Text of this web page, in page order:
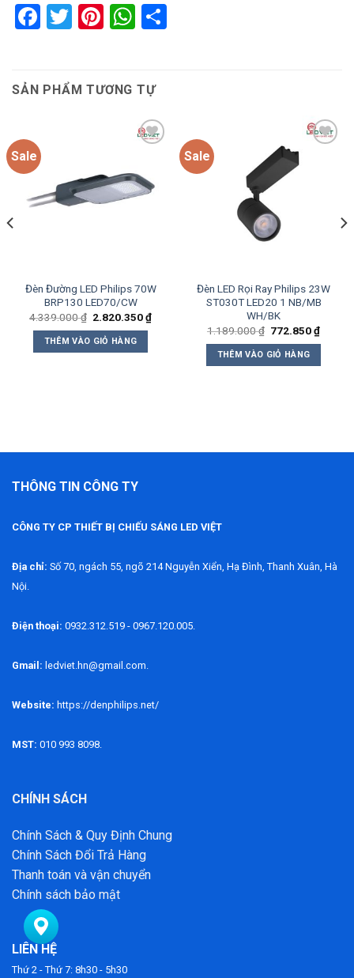
Facebook
Twitter
Pinterest
WhatsApp
SẢN PHẨM TƯƠNG TỰ
Sale
Add to
wishlist
Đèn Đường LED Philips 70W
BRP130 LED70/CW
4.339.000₫ Giá
là:
4.339.000 ₫.
2.820.350₫Giá
THÊM VÀO GIỎ HÀNG
Sale
Đèn LED Rọi Ray Philips 23W
ST030T LED20 1 NB/MB
WH/BK
1.189.000₫ Giá
là:
1.189.000 ₫.
772.850₫Giá
THÊM VÀO GIỎ HÀNG
THÔNG TIN CÔNG TY
CÔNG TY CP THIẾT BỊ CHIẾU SÁNG LED VIỆT
Địa chỉ: Số 70, ngách 55, ngõ 214 Nguyễn Xiển, Hạ Đình, Thanh Xuân, Hà
Nội.
Điện thoại: 0932.312.519 - 0967.120.005.
Gmail: ledviet.hn@gmail.com.
Website: https://denphilips.net/
MST: 010 993 8098.
CHÍNH SÁCH
Chính Sách & Quy Định Chung
Chính Sách Đổi Trả Hàng
Thanh toán và vận chuyển
Chính sách bảo mật
LIÊN HỆ
Thứ 2 - Thứ 7: 8h30 - 5h30